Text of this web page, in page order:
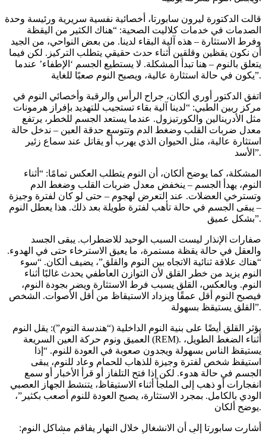
قالت الدكتورة ليرون سابورتا، أخصائية نفسية سريرية ورئيسة وحدة
الصدمات في خدمات كلاليت الصحية: “هناك الكثير من اليقظة
وفرط الاستثارة – هذه آلية البقاء لدينا. من بعض النواحي، من الجيد
أن نكون يقظين وقلقين أثناء حدث حقيقي يتطلب التركيز. لكن فيما
يتعلق بالنوم – هنا تبدأ المشكلة. لا يستطيع الجسم ‘الإطفاء’ عندما
يكون في حالة استثارة عالية، ويصبح النوم صعبًا للغاية”.
اتفق الدكتور أوري ألكان، جراح الرأس والرقبة وأخصائي النوم في
مركز ربين الطبي: “لدينا آلية بقاء تستجيب للتهديد بإفراز هرمونات
مثل الأدرينالين والكورتيزول. عندما يستعد الجسم للخطر، يرتفع
معدل ضربات القلب وضغط الدم وتتوسع حدقة العين – ندخل حالة
استثارة عالية، مثل الحيوان الذي يهرب أو يقاتل عند سماع زئير
الأسد”.
المشكلة، كما يوضح ألكان، أن النوم يتطلب العكس تمامًا: “أثناء
النوم، يهدأ الجسم – ينخفض معدل ضربات القلب وضغط الدم
وتسترخي العضلات. عند التعرض لهجوم – حتى لو كان لفترة وجيزة
– يبقى الجسم في حالة تأهب لفترة طويلة بعد ذلك. هذا يعطل النوم
بشكل عميق”.
صفارات الإنذار ليست السبب الوحيد للاضطراب. يبقى الجسد
والعقل في حالة يقظة مستمرة، ما يعيق الاسترخاء حتى في الهدوء.
“هناك علاقة ثنائية الاتجاه بين النوم والقلق”، يضيف ألكان. “سوء
النوم يزيد من خطر القلق لأن التوازن العاطفي يحدث غالبًا أثناء
النوم. وبالعكس، القلق يسبب فرط الاستثارة ويضر بجودة النوم،
فيصبح النوم أقل عمقًا ويزداد الاستيقاظ من أقل الأصوات. الشخص
القلق يستيقظ بسهولة”.
يؤثر القلق أيضًا على بنية النوم الداخلية (“هندسة النوم”): يقل النوم
العميق ونوم حركة العين السريعة (REM). أثناء الضغط الطويل،
يستيقظ الناس بسهولة ويجدون صعوبة في العودة للنوم. “إذا
استيقظ شخص لفترة وجيزة للذهاب للحمام وعاد للنوم، يبقى
الجسم في حالة هدوء. لكن إذا فتح التلفاز أو قرأ الأخبار أو سمع
انفجارات أو ذهب إلى الملجأ أثناء الاستيقاظ، يتنشط الجهاز العصبي
الودي بالكامل. بمجرد الاستثارة، يصبح العودة للنوم أصعب بكثير”،
يوضح ألكان.
أشارت سابورتا إلى أن الانشغال خلال النهار يفاقم مشاكل النوم: